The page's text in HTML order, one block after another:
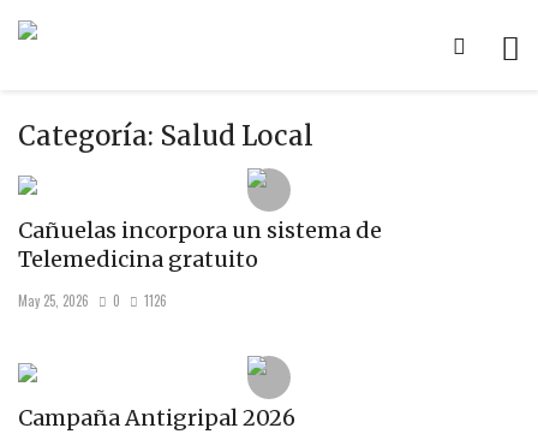
Categoría: Salud Local
Cañuelas incorpora un sistema de
Telemedicina gratuito
May 25, 2026 0 1126
Campaña Antigripal 2026